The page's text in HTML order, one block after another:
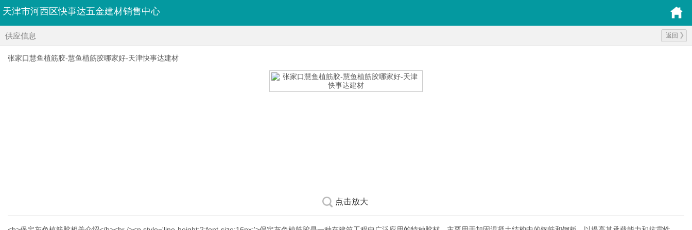
天津市河西区快事达五金建材销售中心
供应信息 返回
张家口慧鱼植筋胶-慧鱼植筋胶哪家好-天津快事达建材
点击放大